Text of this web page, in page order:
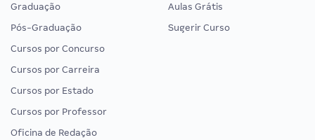
Graduação
Pós-Graduação
Cursos por Concurso
Cursos por Carreira
Cursos por Estado
Cursos por Professor
Oficina de Redação
Aulas Grátis
Sugerir Curso